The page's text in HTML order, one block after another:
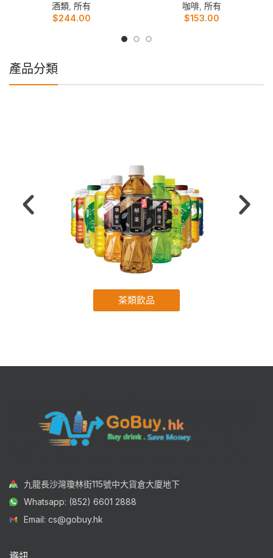
酒類 所有
$244.00
咖啡 所有
$153.00
產品分類
茶類飲品
九龍長沙灣瓊林街115號中大貨倉大廈地下
Whatsapp: (852) 6601 2888
Email: cs@gobuy.hk